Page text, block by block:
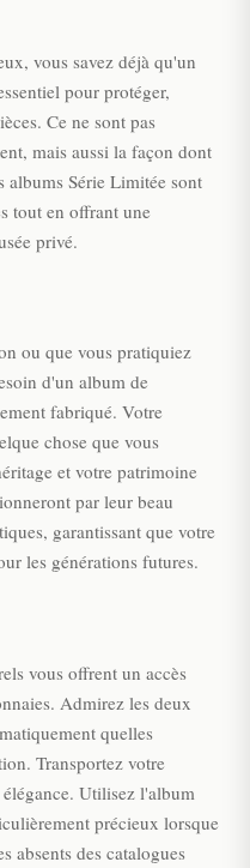
vous savez déjà qu'un
pour protéger,
Ce ne sont pas
mais aussi la façon dont
albums Série Limitée sont
tout en offrant une
privé.
ou que vous pratiquiez
d'un album de
fabriqué. Votre
chose que vous
et votre patrimoine
par leur beau
garantissant que votre
les générations futures.
vous offrent un accès
Admirez les deux
quelles
Transportez votre
Utilisez l'album
précieux lorsque
absents des catalogues